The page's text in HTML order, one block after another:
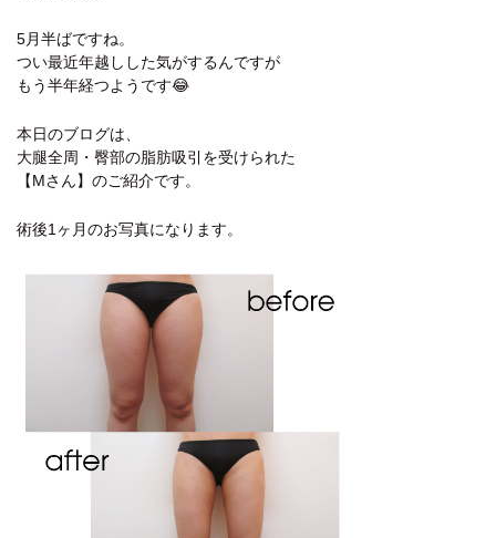
5月半ばですね。
つい最近年越しした気がするんですが
もう半年経つようです😂
本日のブログは、
大腿全周・臀部の脂肪吸引を受けられた
【Mさん】のご紹介です。
術後1ヶ月のお写真になります。